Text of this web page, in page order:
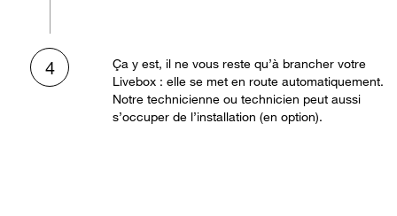
4
Ça y est, il ne vous reste qu’à brancher votre
Livebox : elle se met en route automatiquement.
Notre technicienne ou technicien peut aussi
s’occuper de l’installation (en option).